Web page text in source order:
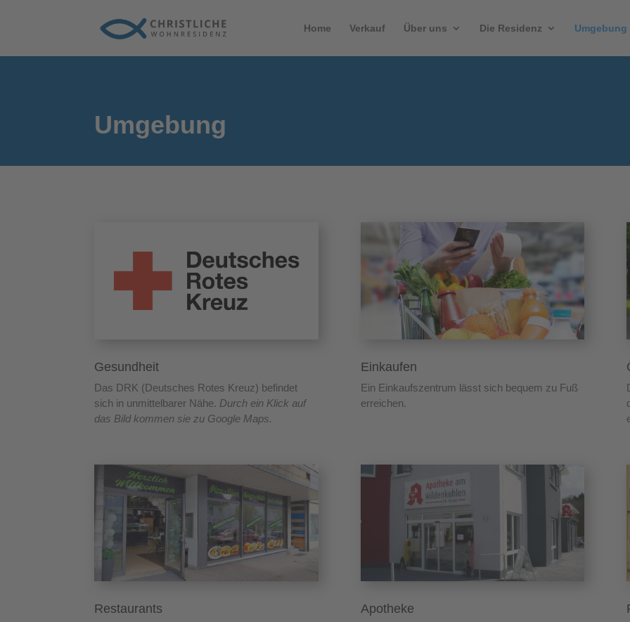
Home Verkauf Über uns Die Residenz Umgebung
Umgebung
Gesundheit
Das DRK (Deutsches Rotes Kreuz) befindet
sich in unmittelbarer Nähe. Durch ein Klick auf
das Bild kommen sie zu Google Maps.
Einkaufen
Ein Einkaufszentrum lässt sich bequem zu Fuß
erreichen.
Restaurants Apotheke